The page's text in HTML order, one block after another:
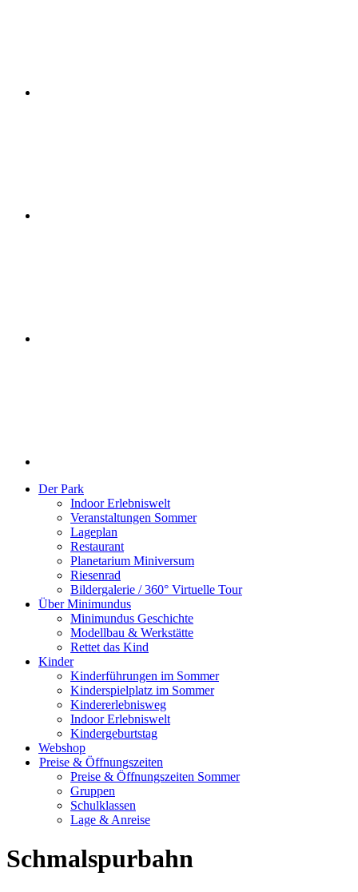
Der Park
Indoor Erlebniswelt
Veranstaltungen Sommer
Lageplan
Restaurant
Planetarium Miniversum
Riesenrad
Bildergalerie / 360° Virtuelle Tour
Über Minimundus
Minimundus Geschichte
Modellbau & Werkstätte
Rettet das Kind
Kinder
Kinderführungen im Sommer
Kinderspielplatz im Sommer
Kindererlebnisweg
Indoor Erlebniswelt
Kindergeburtstag
Webshop
Preise & Öffnungszeiten
Preise & Öffnungszeiten Sommer
Gruppen
Schulklassen
Lage & Anreise
Schmalspurbahn